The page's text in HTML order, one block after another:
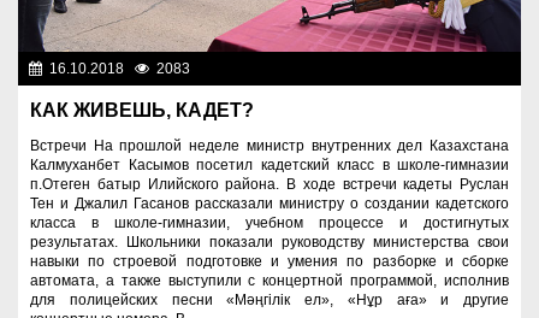
16.10.2018 2083
КАК ЖИВЕШЬ, КАДЕТ?
Встречи На прошлой неделе министр внутренних дел Казахстана
Калмуханбет Касымов посетил кадетский класс в школе-гимназии
п.Отеген батыр Илийского района. В ходе встречи кадеты Руслан
Тен и Джалил Гасанов рассказали министру о создании кадетского
класса в школе-гимназии, учебном процессе и достигнутых
результатах. Школьники показали руководству министерства свои
навыки по строевой подготовке и умения по разборке и сборке
автомата, а также выступили с концертной программой, исполнив
для полицейских песни «Мәңгілік ел», «Нұр аға» и другие